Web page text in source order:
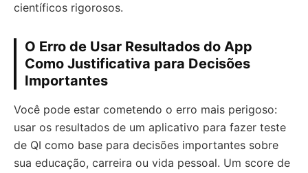
científicos rigorosos.
O Erro de Usar Resultados do App
Como Justificativa para Decisões
Importantes
Você pode estar cometendo o erro mais perigoso:
usar os resultados de um aplicativo para fazer teste
de QI como base para decisões importantes sobre
sua educação, carreira ou vida pessoal. Um score de